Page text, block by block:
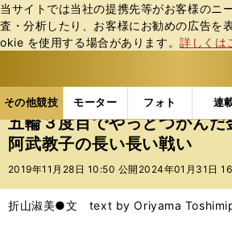
当サイトでは当社の提携先等がお客様のニ
査・分析したり、お客様にお勧めの広告を
okie を使⽤する場合があります。詳しくは
その他競技 モーター フォト 連
ス
ポ
ル
バ
その他競技の記事一覧 格闘技
五輪３度目でやっとつかんだ
阿武教子の長い長い戦い
2019年11月28日 10:50 公開 2024年01月31日
折山淑美●文 text by Oriyama Toshimi